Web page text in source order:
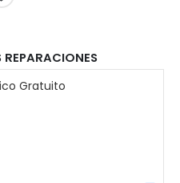
Gratuito